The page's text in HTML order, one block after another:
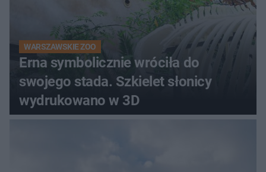
WARSZAWSKIE ZOO
Erna symbolicznie wróciła do
swojego stada. Szkielet słonicy
wydrukowano w 3D